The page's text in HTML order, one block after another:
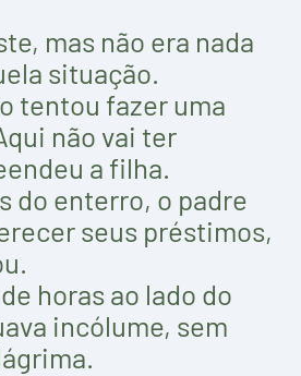
mas não era nada
situação.
tentou fazer uma
não vai ter
a filha.
do enterro, o padre
seus préstimos,
horas ao lado do
incólume, sem